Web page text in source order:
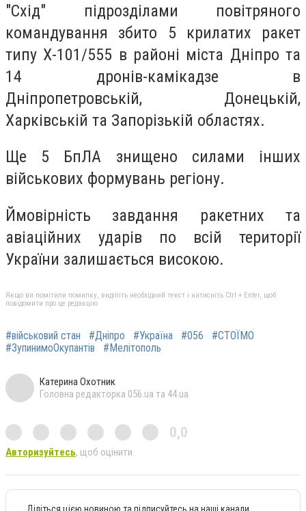
"Схід" підрозділами повітряного
командування збито 5 крилатих ракет
типу Х-101/555 в районі міста Дніпро та
14 дронів-камікадзе в
Дніпропетровській, Донецькій,
Харківській та Запорізькій областях.
Ще 5 БпЛА знищено силами інших
військових формувань регіону.
Ймовірність завдання ракетних та
авіаційних ударів по всій території
України залишається високою.
Якщо ви помітили помилку, виділіть необхідний текст і натисніть Ctrl + Enter, щоб
повідомити про це редакцію
#військовий стан #Дніпро #Україна #056
#СТОЇМО
#ЗупинимоОкупантів
#Мелітополь
Катерина Охотник
Головна редакторка 056.ua та 44.ua
0,0
Авторизуйтесь, щоб оцінити